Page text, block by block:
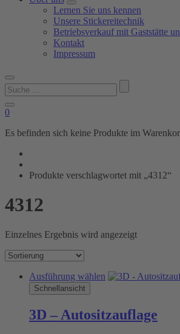
Lernen Sie uns kennen
Unsere Stickereitechnik
Betriebsverkauf mit Gaststätte
Kontakt
Impressum
Suchen
nach:
0
Es befinden sich keine Produkte im
Produkte verschlagwortet mit „4312“
4312
Einzelnes Ergebnis wird angezeigt
Ausführung wählen Dieses
mehrere
Varianten
Schnellansicht
3D – Autositzauflage